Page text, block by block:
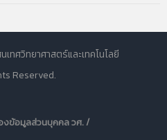
ทศวิทยาศาสตร์และเทคโนโลยี
Reserved.
งข้อมูลส่วนบุคคล วศ. /